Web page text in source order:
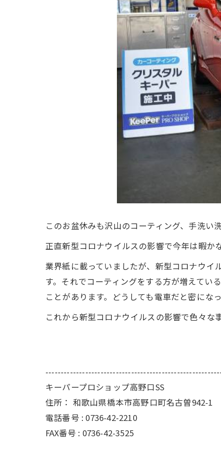
このお盆休みも沢山のコーティング、手洗い
正直新型コロナウイルスの影響で今年は暇か
業界紙に載っていましたが、新型コロナウイ
す。それでコーティングをする方が増えてい
ことがあります。どうしても電車だと密にな
これから新型コロナウイルスの影響で色々な
キーパープロショップ高野口SS
住所： 和歌山県橋本市高野口町名古曽942-1
電話番号 : 0736-42-2210
FAX番号 : 0736-42-3525